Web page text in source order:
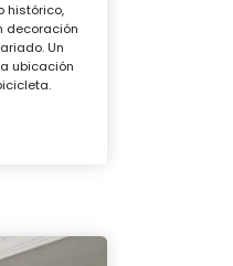
histórico,
decoración
Un
ubicación